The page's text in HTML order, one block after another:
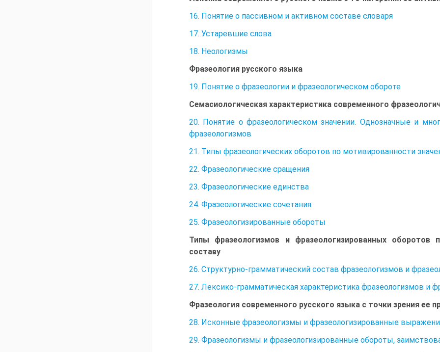
16. Понятие о пассивном и активном составе словаря
17. Устаревшие слова
18. Неологизмы
Фразеология русского языка
19. Понятие о фразеологии и фразеологическом обороте
Семасиологическая характеристика современного
20. Понятие о фразеологическом значении. Однозначные и
фразеологизмов
21. Типы фразеологических оборотов по мотивированности
22. Фразеологические сращения
23. Фразеологические единства
24. Фразеологические сочетания
25. Фразеологизированные обороты
Типы фразеологизмов и фразеологизированных оборотов
составу
26. Структурно-грамматический состав фразеологизмов и
27. Лексико-грамматическая характеристика фразеологизмов и
Фразеология современного русского языка с точки зрения ее
28. Исконные фразеологизмы и фразеологизированные
29. Фразеологизмы и фразеологизированные обороты,